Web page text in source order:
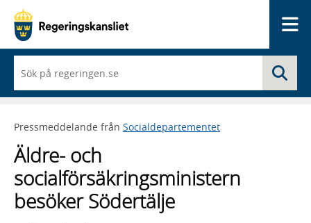
du
börjar
skriva
framträder
en
lista
med
sökförslag
Pressmeddelande från Socialdepartementet
Äldre- och
socialförsäkringsministern
besöker Södertälje